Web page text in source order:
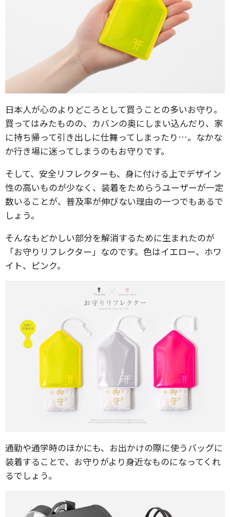
日本人が心のよりどころとして買うことの多いお守り。
買ってはみたものの、カバンの奥にしまい込んだり、家
に持ち帰って引き出しに仕舞ってしまったり…。なかな
か行き場に迷ってしまうのもお守りです。
そして、安全リフレクターも、身に付ける上でデザイン
性の高いものが少なく、装着をためらうユーザーが一定
数いることが、普及率が伸びない理由の一つでもあるで
しょう。
そんなもどかしい部分を解消するために生まれたのが
「お守りリフレクター」なのです。色はイエロー、ホワ
イト、ピンク。
通勤や通学時のほかにも、お出かけの際に使うバッグに
装着することで、お守りがより身近なものになってくれ
るでしょう。